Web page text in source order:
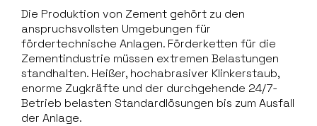
Die Produktion von Zement gehört zu den
anspruchsvollsten Umgebungen für
fördertechnische Anlagen. Förderketten für die
Zementindustrie müssen extremen Belastungen
standhalten. Heißer, hochabrasiver Klinkerstaub,
enorme Zugkräfte und der durchgehende 24/7-
Betrieb belasten Standardlösungen bis zum Ausfall
der Anlage.